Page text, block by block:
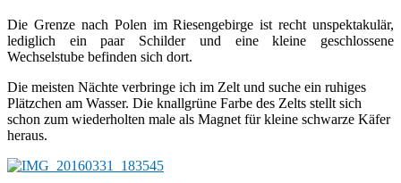
Die Grenze nach Polen im Riesengebirge ist recht unspektakulär,
lediglich ein paar Schilder und eine kleine geschlossene
Wechselstube befinden sich dort.
Die meisten Nächte verbringe ich im Zelt und suche ein ruhiges
Plätzchen am Wasser. Die knallgrüne Farbe des Zelts stellt sich
schon zum wiederholten male als Magnet für kleine schwarze Käfer
heraus.